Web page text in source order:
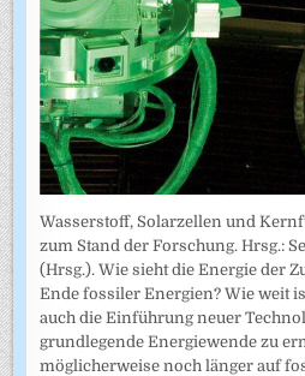
Wasserstoff, Solarzellen und
zum Stand der Forschung. Hrsg.:
(Hrsg.). Wie sieht die Energie der
Ende fossiler Energien? Wie weit
auch die Einführung neuer
grundlegende Energiewende zu
möglicherweise noch länger auf